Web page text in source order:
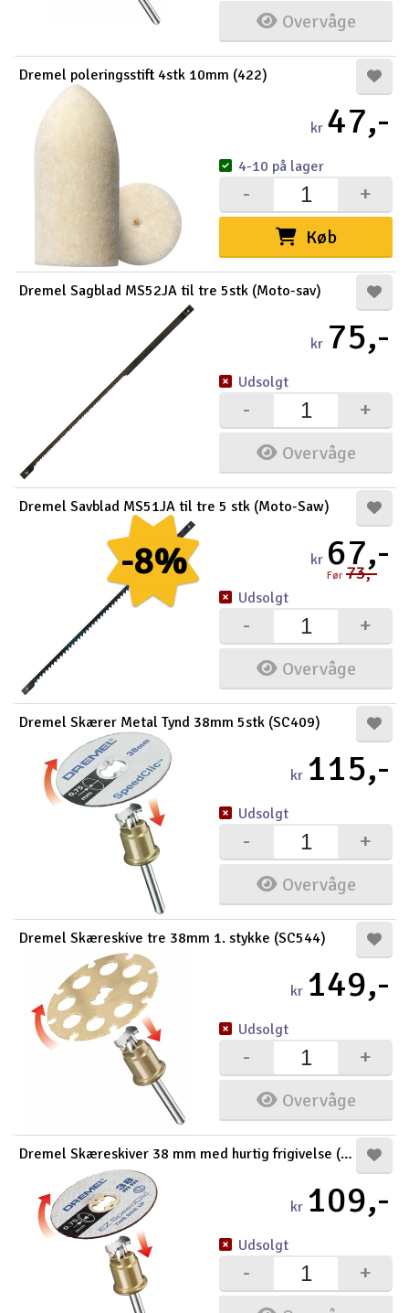
Overvåge
Dremel poleringsstift 4stk 10mm (422)
kr 47,-
Køb
+
-
4-10 på lager
Dremel Sagblad MS52JA til tre 5stk (Moto-sav)
kr 75,-
Overvåge
+
-
Udsolgt
-8%
Dremel Savblad MS51JA til tre 5 stk (Moto-Saw)
kr 67,-
Før 73,-
Overvåge
+
-
Udsolgt
Dremel Skærer Metal Tynd 38mm 5stk (SC409)
kr 115,-
Overvåge
+
-
Udsolgt
Dremel Skæreskive tre 38mm 1. stykke (SC544)
kr 149,-
Overvåge
+
-
Udsolgt
Dremel Skæreskiver 38 mm med hurtig frigivelse (SC
kr 109,-
+
-
Udsolgt